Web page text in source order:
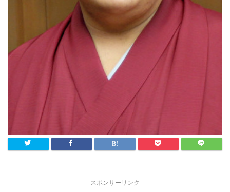
スポンサーリンク